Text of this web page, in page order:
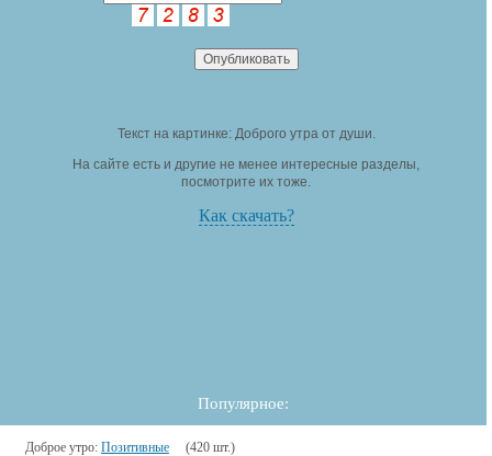
Текст на картинке: Доброго утра от души.
На сайте есть и другие не менее интересные разделы,
посмотрите их тоже.
Как скачать?
Популярное:
Доброе утро: Позитивные (420 шт.)